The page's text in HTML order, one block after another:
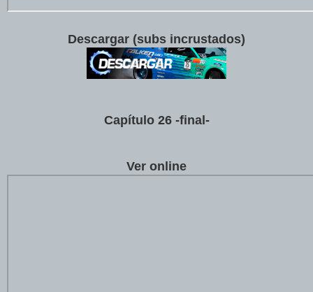
Descargar (subs incrustados)
Capítulo 26 -final-
Ver online